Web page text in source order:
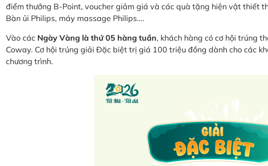
điểm thưởng B-Point, voucher giảm giá và các quà tặng hiện vật thiết
Bàn ủi Philips, máy massage Philips….
Vào các Ngày Vàng là thứ 05 hàng tuần, khách hàng có cơ hội trúng
Coway. Cơ hội trúng giải Đặc biệt trị giá 100 triệu đồng dành cho các
chương trình.